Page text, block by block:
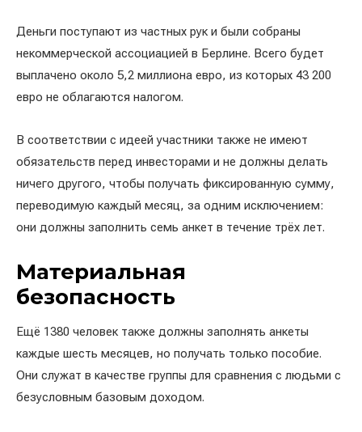
Деньги поступают из частных рук и были собраны
некоммерческой ассоциацией в Берлине. Всего будет
выплачено около 5,2 миллиона евро, из которых 43 200
евро не облагаются налогом.
В соответствии с идеей участники также не имеют
обязательств перед инвесторами и не должны делать
ничего другого, чтобы получать фиксированную сумму,
переводимую каждый месяц, за одним исключением:
они должны заполнить семь анкет в течение трёх лет.
Материальная
безопасность
Ещё 1380 человек также должны заполнять анкеты
каждые шесть месяцев, но получать только пособие.
Они служат в качестве группы для сравнения с людьми с
безусловным базовым доходом.